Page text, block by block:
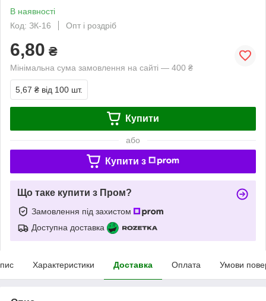
В наявності
Код: ЗК-16
Опт і роздріб
6,80 ₴
Мінімальна сума замовлення на сайті — 400 ₴
5,67 ₴ від 100 шт.
Купити
або
Купити з
Що таке купити з Пром?
Замовлення під захистом
Доступна доставка
Характеристики Доставка Оплата Умови